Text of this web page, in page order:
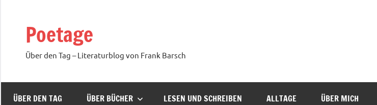
springenPoetage
Über den Tag – Literaturblog von Frank Barsch
ÜBER DEN TAG ÜBER BÜCHER LESEN UND SCHREIBEN ALLTAGE ÜBER MICH